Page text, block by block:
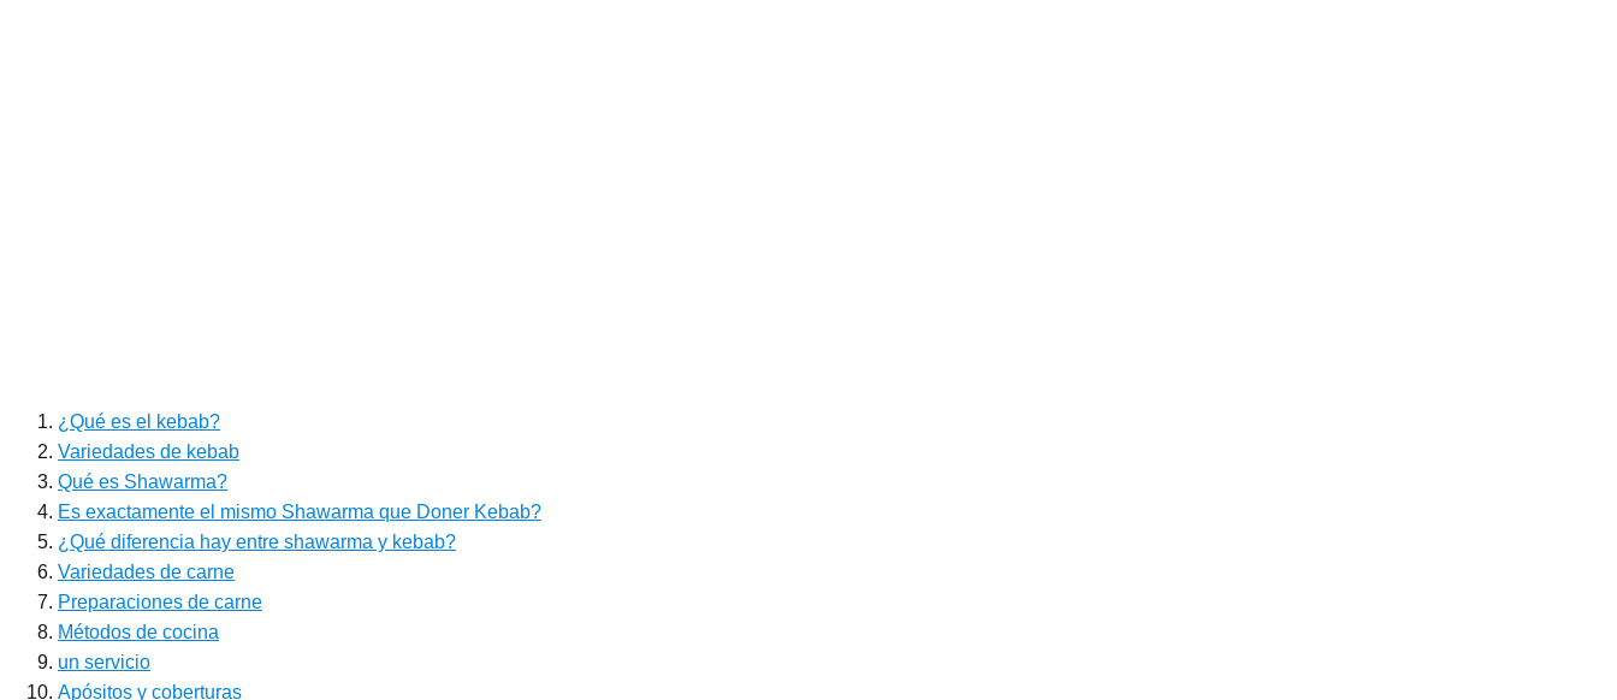
¿Qué es el kebab?
Variedades de kebab
Qué es Shawarma?
Es exactamente el mismo Shawarma que Doner Kebab?
¿Qué diferencia hay entre shawarma y kebab?
Variedades de carne
Preparaciones de carne
Métodos de cocina
un servicio
Apósitos y coberturas